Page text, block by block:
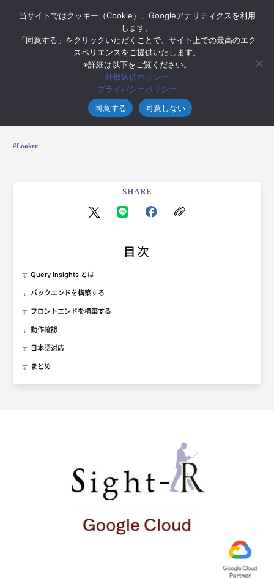
Looker の生成 AI 拡張機能 Query Insights
Looker
SHARE
目次
Query Insights とは
バックエンドを構築する
フロントエンドを構築する
動作確認
日本語対応
まとめ
当サイトではクッキー（Cookie）、Googleアナリティクスを利用
します。
「同意する」をクリックいただくことで、サイト上での最高のエク
スペリエンスをご提供いたします。
※詳細は以下をご覧ください。
外部送信ポリシー
プライバシーポリシー
同意する
同意しない